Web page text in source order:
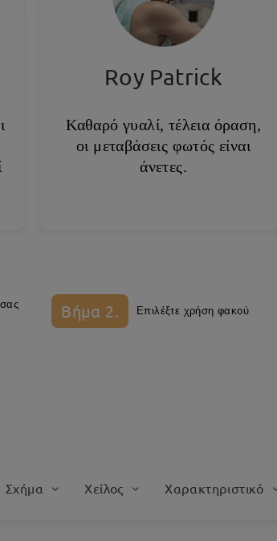
Roy Patrick
Καθαρό γυαλί, τέλεια όραση,
οι μεταβάσεις φωτός είναι
άνετες.
Βήμα 2. Επιλέξτε χρήση φακού
Σχήμα Χείλος Χαρακτηριστικό